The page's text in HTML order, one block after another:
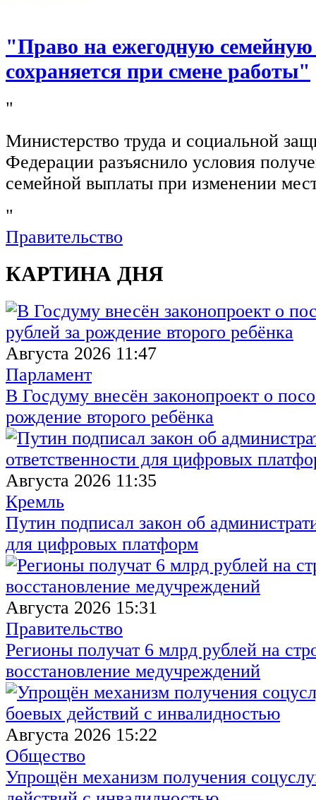
"Право на ежегодную
сохраняется при смене работы"
"
Министерство труда и социальной
Федерации разъяснило условия
семейной выплаты при изменении
"
Правительство
КАРТИНА ДНЯ
Августа 2026 11:47
Парламент
В Госдуму внесён законопроект о
рождение второго ребёнка
Августа 2026 11:35
Кремль
Путин подписал закон об
для цифровых платформ
Августа 2026 15:31
Правительство
Регионы получат 6 млрд рублей на
восстановление медучреждений
Августа 2026 15:22
Общество
Упрощён механизм получения